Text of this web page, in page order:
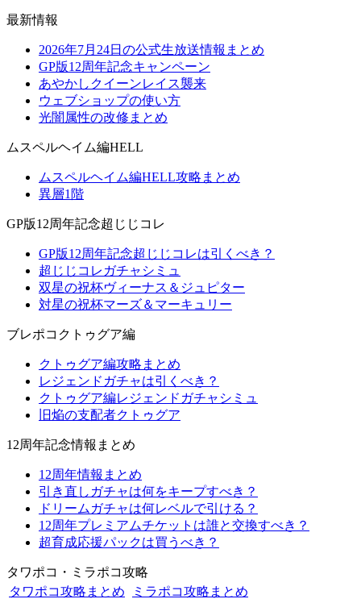
最新情報
2026年7月24日の公式生放送情報まとめ
GP版12周年記念キャンペーン
あやかしクイーンレイス襲来
ウェブショップの使い方
光闇属性の改修まとめ
ムスペルヘイム編HELL
ムスペルヘイム編HELL攻略まとめ
異層1階
GP版12周年記念超じじコレ
GP版12周年記念超じじコレは引くべき？
超じじコレガチャシミュ
双星の祝杯ヴィーナス＆ジュピター
対星の祝杯マーズ＆マーキュリー
ブレポコクトゥグア編
クトゥグア編攻略まとめ
レジェンドガチャは引くべき？
クトゥグア編レジェンドガチャシミュ
旧焔の支配者クトゥグア
12周年記念情報まとめ
12周年情報まとめ
引き直しガチャは何をキープすべき？
ドリームガチャは何レベルで引ける？
12周年プレミアムチケットは誰と交換すべき？
超育成応援パックは買うべき？
タワポコ・ミラポコ攻略
タワポコ攻略まとめ
ミラポコ攻略まとめ